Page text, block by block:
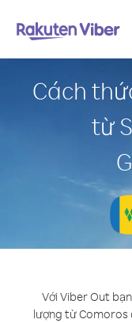
Cách
từ
Với Viber Out
lượng từ Comoros